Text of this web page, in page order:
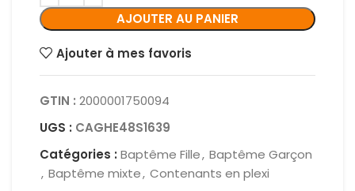
AJOUTER AU PANIER
Ajouter à mes favoris
GTIN : 2000001750094
UGS : CAGHE48S1639
Catégories : Baptême Fille, Baptême Garçon
, Baptême mixte, Contenants en plexi